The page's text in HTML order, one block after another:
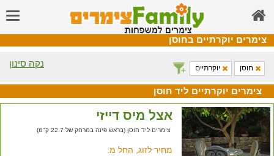
צימרים יוקרתיים בחוסן
נקה סינון חוסן יוקרתיים
צימרים יוקרתיים ליד חוסן
אצל מיס דייזי
צימרים ליד חוסן (בראש פינה במרחק של 22.7 ק"מ)
מחיר לזוג, החל מ: